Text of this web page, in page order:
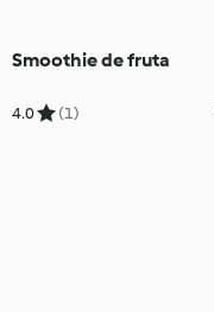
Smoothie de fruta
4.0 (1)